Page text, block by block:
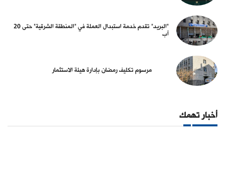
"البريد" تقدم خدمة استبدال العملة في "المنطقة الشرقية" حتى 20
آب
مرسوم تكليف رمضان بإدارة هيئة الاستثمار
أخبار تهمك